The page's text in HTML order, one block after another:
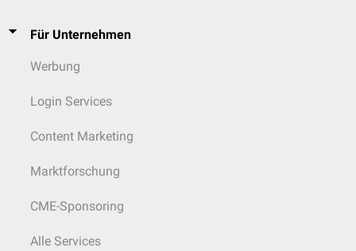
Für Unternehmen
Werbung
Login Services
Content Marketing
Marktforschung
CME-Sponsoring
Alle Services